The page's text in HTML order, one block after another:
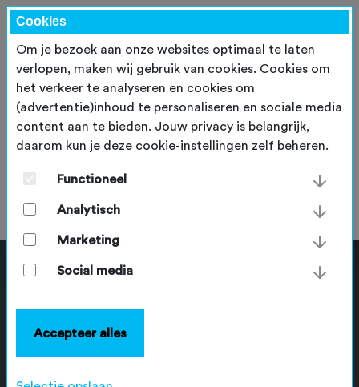
Troy Corsen
woensdag 17 mei 2023
Cookies
Om je bezoek aan onze websites optimaal te laten
verlopen, maken wij gebruik van cookies. Cookies om
het verkeer te analyseren en cookies om
(advertentie)inhoud te personaliseren en sociale media
content aan te bieden. Jouw privacy is belangrijk,
daarom kun je deze cookie-instellingen zelf beheren.
Functioneel
Analytisch
Marketing
Social media
Accepteer alles